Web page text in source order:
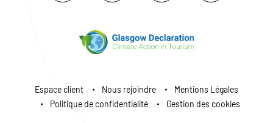
Espace client Nous rejoindre
Mentions Légales
Politique de confidentialité
Gestion des cookies